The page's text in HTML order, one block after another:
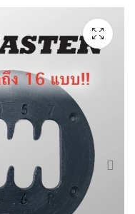
Adaptor T300 ตัว
แปลงพวงมาลัย T300
Thrustmaster T300
รถ ใช้กับ คอมพิวเตอร์
PS4 PS3
ตัว Mod แป้นเหยียบ
สปริง หนืด สำหรับ
Thrustmaster ตรงรุ่น